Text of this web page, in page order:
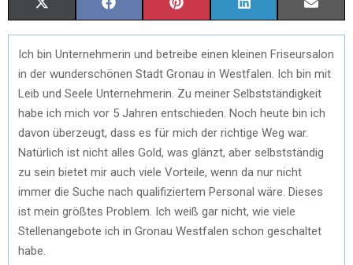
(
T
W
I
T
T
R
A
C
E
B
O
I
N
T
E
E
T
I
N
K
E
I
M
A
Ich bin Unternehmerin und betreibe einen kleinen Friseursalon
in der wunderschönen Stadt Gronau in Westfalen. Ich bin mit
Leib und Seele Unternehmerin. Zu meiner Selbstständigkeit
habe ich mich vor 5 Jahren entschieden. Noch heute bin ich
davon überzeugt, dass es für mich der richtige Weg war.
Natürlich ist nicht alles Gold, was glänzt, aber selbstständig
zu sein bietet mir auch viele Vorteile, wenn da nur nicht
immer die Suche nach qualifiziertem Personal wäre. Dieses
ist mein größtes Problem. Ich weiß gar nicht, wie viele
Stellenangebote ich in Gronau Westfalen schon geschaltet
habe.